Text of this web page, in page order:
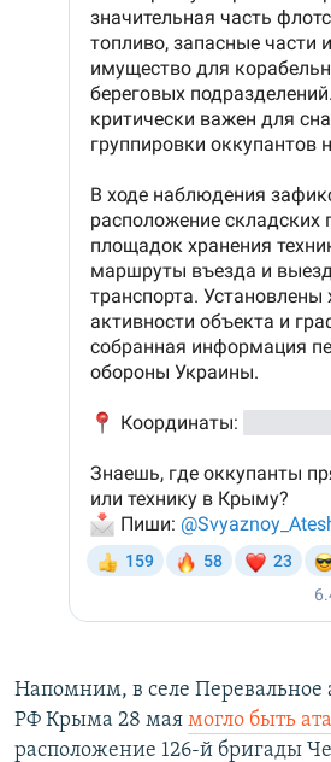
Напомним, в селе Перевальное
РФ Крыма 28 мая могло быть
расположение 126-й бригады